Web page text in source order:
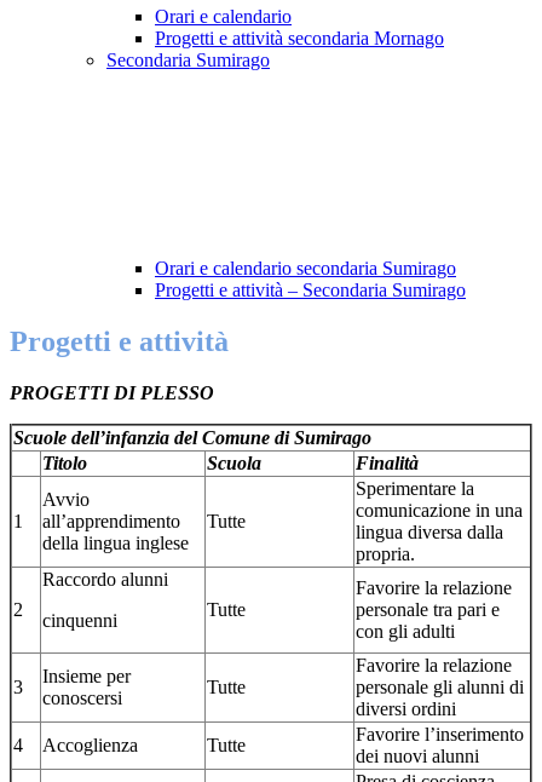
Orari e calendario
Progetti e attività secondaria Mornago
Secondaria Sumirago
Orari e calendario secondaria Sumirago
Progetti e attività – Secondaria Sumirago
Progetti e attività
PROGETTI DI PLESSO
Scuole dell’infanzia del Comune di Sumirago
Titolo
Scuola Finalità
1
Avvio
all’apprendimento
della lingua inglese
Tutte
Sperimentare la
comunicazione in una
lingua diversa dalla
propria.
2
Raccordo alunni
cinquenni
Tutte
Favorire la relazione
personale tra pari e
con gli adulti
3
Insieme per
conoscersi
Tutte
Favorire la relazione
personale gli alunni di
diversi ordini
4
Accoglienza Tutte
Favorire l’inserimento
dei nuovi alunni